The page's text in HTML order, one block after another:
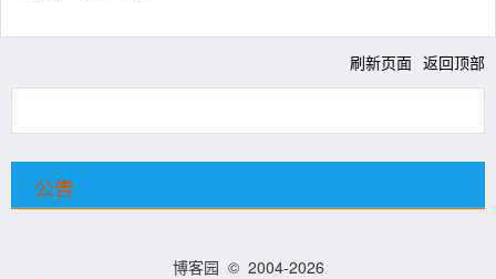
刷新页面 返回顶部
公告
博客园 © 2004-2026